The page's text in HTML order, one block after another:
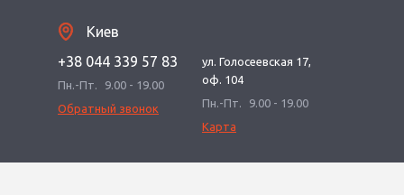
Киев
+38 044 339 57 83
Пн.-Пт.
9.00 - 19.00
Обратный звонок
ул. Голосеевская 17,
оф. 104
Пн.-Пт.
9.00 - 19.00
Карта